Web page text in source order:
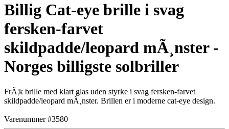
Billig Cat-eye brille i svag
fersken-farvet
skildpadde/leopard mÃ¸nster -
Norges billigste solbriller
FrÃ¦k brille med klart glas uden styrke i svag fersken-farvet
skildpadde/leopard mÃ¸nster. Brillen er i moderne cat-eye design.
Varenummer #3580